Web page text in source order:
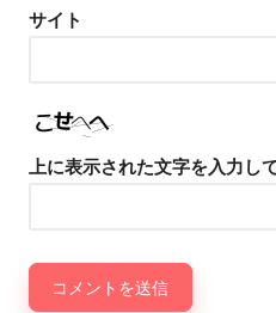
サイト
上に表示された文字を入力し